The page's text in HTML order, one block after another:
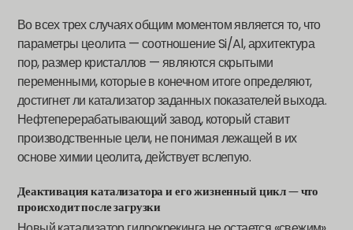
Во всех трех случаях общим моментом является то, что
параметры цеолита — соотношение Si/Al, архитектура
пор, размер кристаллов — являются скрытыми
переменными, которые в конечном итоге определяют,
достигнет ли катализатор заданных показателей выхода.
Нефтеперерабатывающий завод, который ставит
производственные цели, не понимая лежащей в их
основе химии цеолита, действует вслепую.
Деактивация катализатора и его жизненный цикл — что
происходит после загрузки